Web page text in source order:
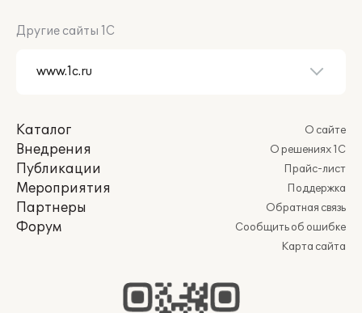
Другие сайты 1С
Каталог
Внедрения
Публикации
Мероприятия
Партнеры
Форум
О сайте
О решениях 1С
Прайс-лист
Поддержка
Обратная связь
Сообщить об ошибке
Карта сайта